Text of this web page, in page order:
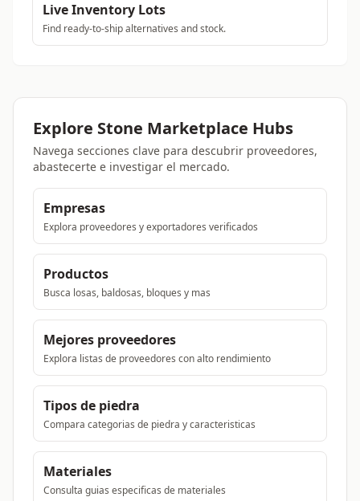
Live Inventory Lots
Find ready-to-ship alternatives and stock.
Explore Stone Marketplace Hubs
Navega secciones clave para descubrir proveedores,
abastecerte e investigar el mercado.
Empresas
Explora proveedores y exportadores verificados
Productos
Busca losas, baldosas, bloques y mas
Mejores proveedores
Explora listas de proveedores con alto rendimiento
Tipos de piedra
Compara categorias de piedra y caracteristicas
Materiales
Consulta guias especificas de materiales